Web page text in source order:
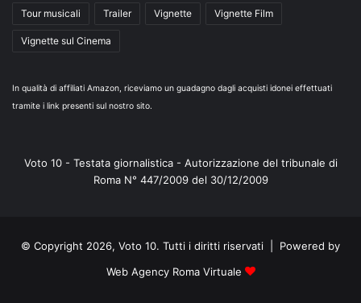
Tour musicali Trailer Vignette Vignette Film
Vignette sul Cinema
In qualità di affiliati Amazon, riceviamo un guadagno dagli acquisti idonei effettuati
tramite i link presenti sul nostro sito.
Voto 10 - Testata giornalistica - Autorizzazione del tribunale di
Roma N° 447/2009 del 30/12/2009
© Copyright 2026, Voto 10. Tutti i diritti riservati | Powered by
Web Agency Roma Virtuale